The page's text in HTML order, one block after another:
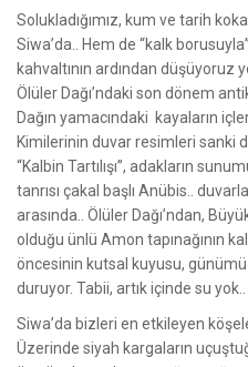
Solukladığımız, kum ve tarih
Siwa’da.. Hem de “kalk
kahvaltının ardından düşüyoruz
Ölüler Dağı’ndaki son dönem
Dağın yamacındaki kayaların
Kimilerinin duvar resimleri sanki
“Kalbin Tartılışı”, adakların
tanrısı çakal başlı Anübis..
arasında.. Ölüler Dağı’ndan,
olduğu ünlü Amon tapınağının
öncesinin kutsal kuyusu,
duruyor. Tabii, artık içinde su yok..
Siwa’da bizleri en etkileyen
Üzerinde siyah kargaların